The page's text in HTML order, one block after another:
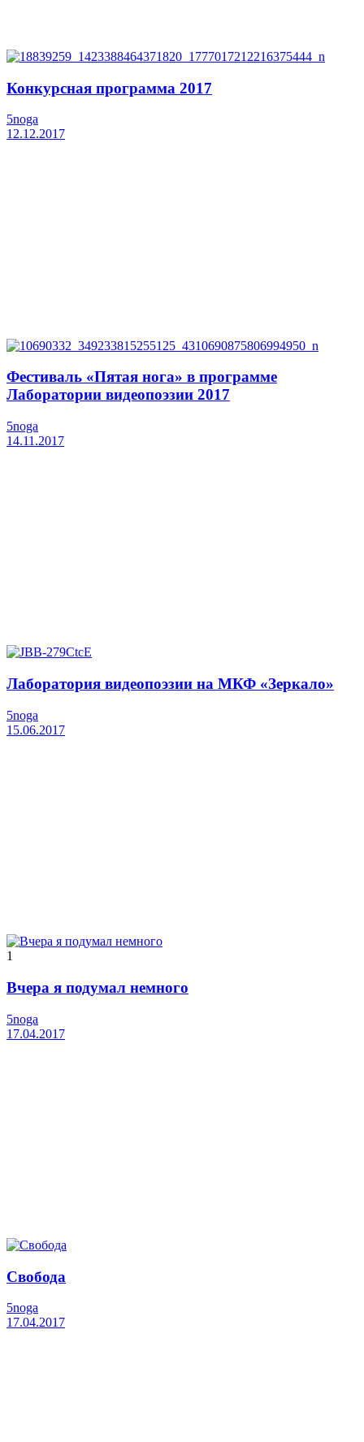
Конкурсная программа 2017
5noga
12.12.2017
Фестиваль «Пятая нога» в программе
Лаборатории видеопоэзии 2017
5noga
14.11.2017
Лаборатория видеопоэзии на МКФ «Зеркало»
5noga
15.06.2017
1
Вчера я подумал немного
5noga
17.04.2017
Свобода
5noga
17.04.2017